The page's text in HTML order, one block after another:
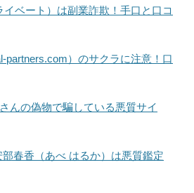
イベート）は副業詐欺！手口と口コ
partners.com）のサクラに注意！口
んの偽物で騙している悪質サイ
春香（あべ はるか）は悪質鑑定